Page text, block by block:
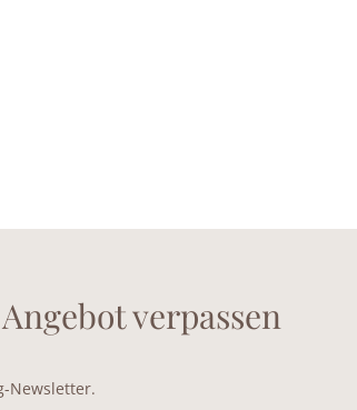
verpassen
Newsletter.